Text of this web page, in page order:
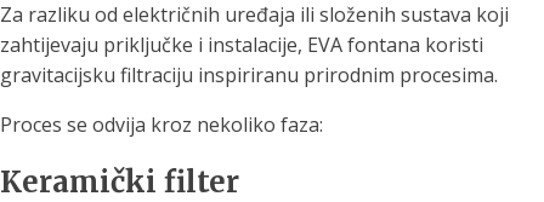
Za razliku od električnih uređaja ili složenih sustava koji
zahtijevaju priključke i instalacije, EVA fontana koristi
gravitacijsku filtraciju inspiriranu prirodnim procesima.
Proces se odvija kroz nekoliko faza:
Keramički filter